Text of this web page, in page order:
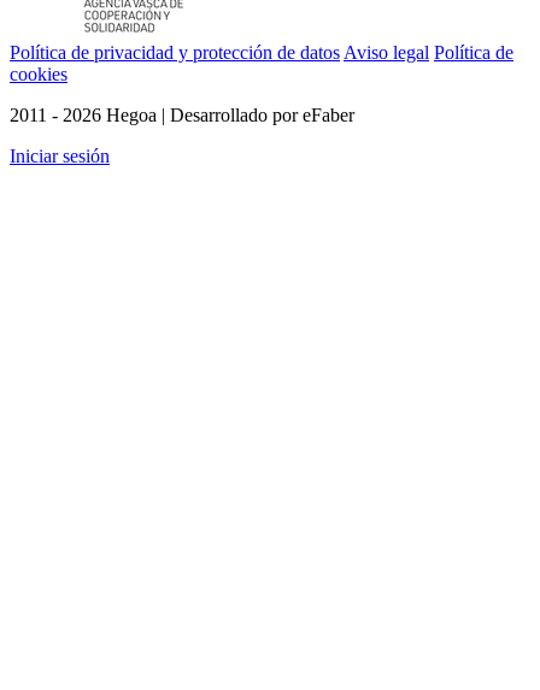
Política de privacidad y protección de datos Aviso legal Política de
cookies
2011 - 2026 Hegoa | Desarrollado por eFaber
Iniciar sesión